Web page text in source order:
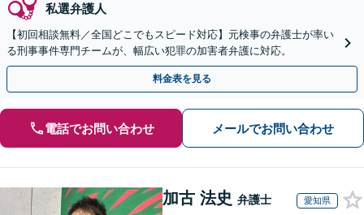
私選弁護人
【初回相談無料／全国どこでもスピード対応】元検事の弁護士が率い
る刑事事件専門チームが、幅広い犯罪の加害者弁護に対応。
料金表を見る
電話でお問い合わせ メールでお問い合わせ
加古 法史 弁護士 愛知県